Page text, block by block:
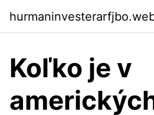
Koľko je v